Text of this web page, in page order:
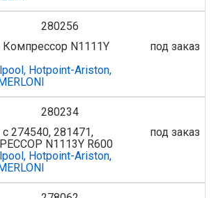
280256
N1111Y
Hotpoint-Ariston,
под заказ
280234
274540, 281471,
N1113Y R600
Hotpoint-Ariston,
под заказ